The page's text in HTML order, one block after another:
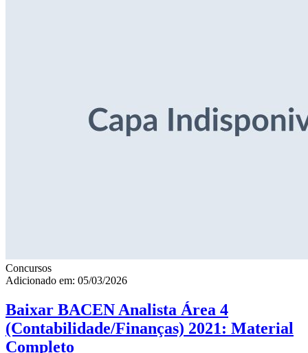
Concursos
Adicionado em: 05/03/2026
Baixar BACEN Analista Área 4
(Contabilidade/Finanças) 2021: Material
Completo